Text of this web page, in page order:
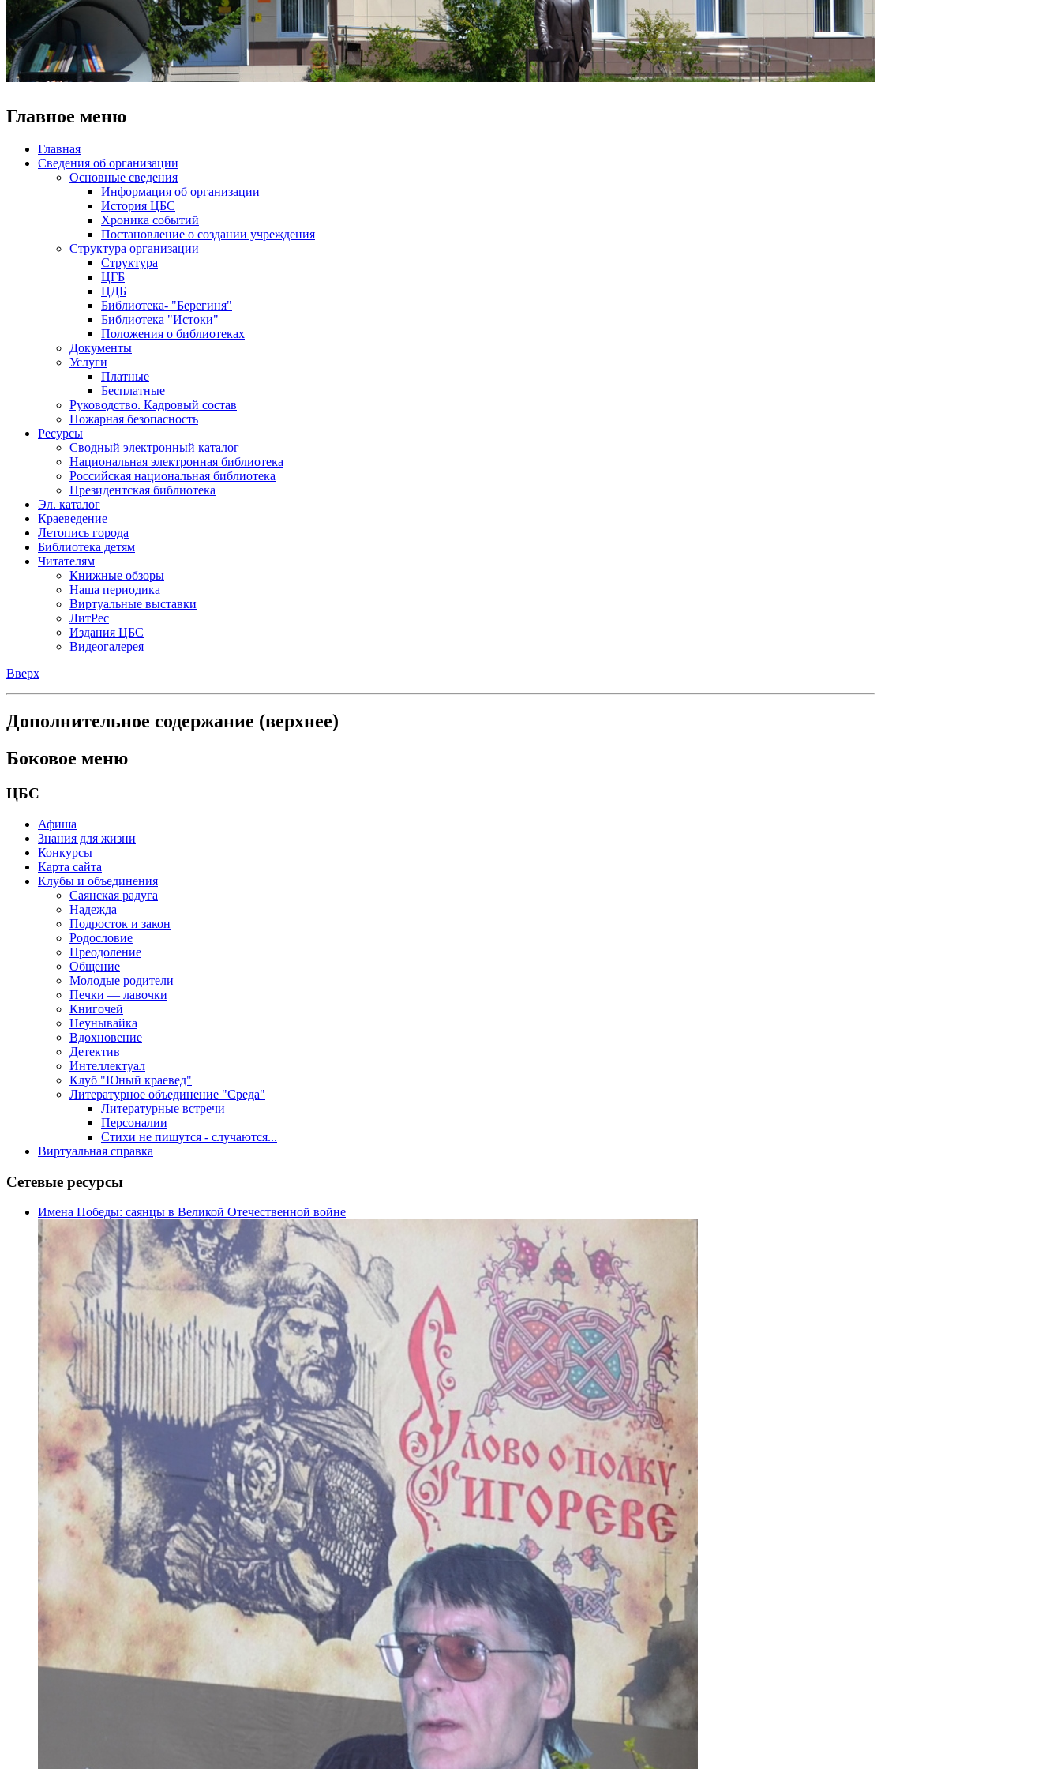
Главное меню
Главная
Сведения об организации
Основные сведения
Информация об организации
История ЦБС
Хроника событий
Постановление о создании учреждения
Структура организации
Структура
ЦГБ
ЦДБ
Библиотека- "Берегиня"
Библиотека "Истоки"
Положения о библиотеках
Документы
Услуги
Платные
Бесплатные
Руководство. Кадровый состав
Пожарная безопасность
Ресурсы
Сводный электронный каталог
Национальная электронная библиотека
Российская национальная библиотека
Президентская библиотека
Эл. каталог
Краеведение
Летопись города
Библиотека детям
Читателям
Книжные обзоры
Наша периодика
Виртуальные выставки
ЛитРес
Издания ЦБС
Видеогалерея
Вверх
Дополнительное содержание (верхнее)
Боковое меню
ЦБС
Афиша
Знания для жизни
Конкурсы
Карта сайта
Клубы и объединения
Саянская радуга
Надежда
Подросток и закон
Родословие
Преодоление
Общение
Молодые родители
Печки — лавочки
Книгочей
Неунывайка
Вдохновение
Детектив
Интеллектуал
Клуб "Юный краевед"
Литературное объединение "Среда"
Литературные встречи
Персоналии
Стихи не пишутся - случаются...
Виртуальная справка
Сетевые ресурсы
Имена Победы: саянцы в Великой Отечественной войне